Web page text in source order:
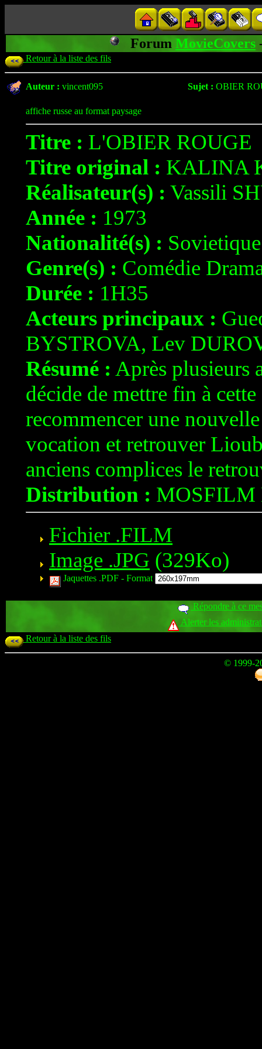
Forum MovieCovers
Retour à la liste des fils
Auteur : vincent095 Sujet : OBIER
affiche russe au format paysage
Titre : L'OBIER ROUGE
Titre original : KALINA
Réalisateur(s) : Vassili
Année : 1973
Nationalité(s) : Sovietique
Genre(s) : Comédie
Durée : 1H35
Acteurs principaux :
BYSTROVA, Lev
Résumé : Après plusieurs
décide de mettre fin à
recommencer une
vocation et retrouver
anciens complices le
Distribution : MOSFILM
Fichier .FILM
Image .JPG (329Ko)
Jaquettes .PDF - Format
Répondre à ce
Alerter les
Retour à la liste des fils
© 1999-